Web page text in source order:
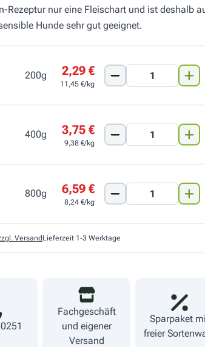
Rezeptur nur eine Fleischart und ist deshalb
Hunde sehr gut geeignet.
200g 2,29 €
11,45 €/kg
400g 3,75 €
9,38 €/kg
800g 6,59 €
8,24 €/kg
Versand Lieferzeit 1-3 Werktage
Fachgeschäft
und eigener
Versand
Sparpaket
freier